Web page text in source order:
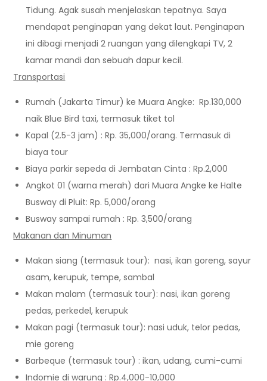
Tidung. Agak susah menjelaskan tepatnya. Saya
mendapat penginapan yang dekat laut. Penginapan
ini dibagi menjadi 2 ruangan yang dilengkapi TV, 2
kamar mandi dan sebuah dapur kecil.
Transportasi
Rumah (Jakarta Timur) ke Muara Angke: Rp.130,000
naik Blue Bird taxi, termasuk tiket tol
Kapal (2.5-3 jam) : Rp. 35,000/orang. Termasuk di
biaya tour
Biaya parkir sepeda di Jembatan Cinta : Rp.2,000
Angkot 01 (warna merah) dari Muara Angke ke Halte
Busway di Pluit: Rp. 5,000/orang
Busway sampai rumah : Rp. 3,500/orang
Makanan dan Minuman
Makan siang (termasuk tour): nasi, ikan goreng, sayur
asam, kerupuk, tempe, sambal
Makan malam (termasuk tour): nasi, ikan goreng
pedas, perkedel, kerupuk
Makan pagi (termasuk tour): nasi uduk, telor pedas,
mie goreng
Barbeque (termasuk tour) : ikan, udang, cumi-cumi
Indomie di warung : Rp.4,000-10,000